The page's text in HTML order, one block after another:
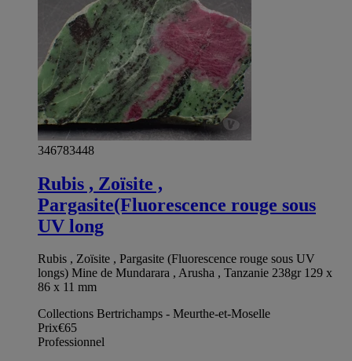
346783448
Rubis , Zoïsite ,
Pargasite(Fluorescence rouge sous
UV long
Rubis , Zoïsite , Pargasite (Fluorescence rouge sous UV
longs) Mine de Mundarara , Arusha , Tanzanie 238gr 129 x
86 x 11 mm
Collections Bertrichamps - Meurthe-et-Moselle
Prix€65
Professionnel